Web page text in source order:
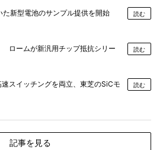
た新型電池のサンプル提供を開始
読む
ロームが新汎用チップ抵抗シリー
読む
スイッチングを両立、東芝のSiCモ
読む
記事を見る